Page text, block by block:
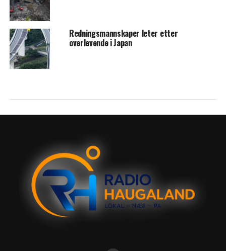
Redningsmannskaper leter etter
overlevende i Japan